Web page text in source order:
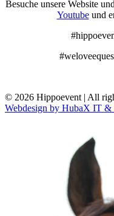
Besuche unsere Website
Youtubeund
© 2026 Hippoevent | All
Webdesign by HubaX IT &